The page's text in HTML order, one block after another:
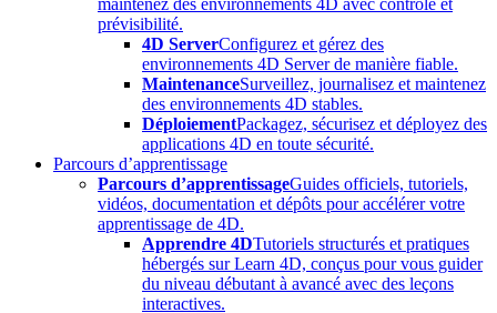
maintenez des environnements 4D avec contrôle et
prévisibilité.
4D ServerConfigurez et gérez des
environnements 4D Server de manière fiable.
MaintenanceSurveillez, journalisez et maintenez
des environnements 4D stables.
DéploiementPackagez, sécurisez et déployez des
applications 4D en toute sécurité.
Parcours d’apprentissage
Parcours d’apprentissageGuides officiels, tutoriels,
vidéos, documentation et dépôts pour accélérer votre
apprentissage de 4D.
Apprendre 4DTutoriels structurés et pratiques
hébergés sur Learn 4D, conçus pour vous guider
du niveau débutant à avancé avec des leçons
interactives.